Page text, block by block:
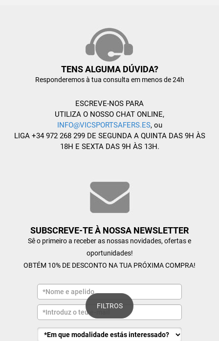
FILTROS
TENS ALGUMA DÚVIDA?
Responderemos à tua consulta em menos de 24h
ESCREVE-NOS PARA
UTILIZA O NOSSO CHAT ONLINE,
INFO@VICSPORTSAFERS.ES, ou
LIGA +34 972 268 299 DE SEGUNDA A QUINTA DAS 9H ÀS
18H E SEXTA DAS 9H ÀS 13H.
SUBSCREVE-TE À NOSSA NEWSLETTER
Sê o primeiro a receber as nossas novidades, ofertas e
oportunidades!
OBTÉM 10% DE DESCONTO NA TUA PRÓXIMA COMPRA!